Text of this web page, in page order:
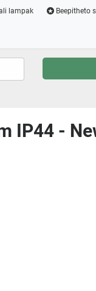
lampak Beepitheto
IP44 -